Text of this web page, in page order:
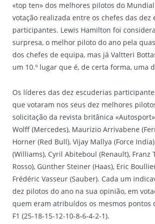
«top ten» dos melhores pilotos do
votação realizada entre os chefes das dez
participantes. Lewis Hamilton foi
surpresa, o melhor piloto do ano pela
dos chefes de equipa, mas já Valtteri
um 10.º lugar que é, de certa forma, uma
Os líderes das dez escuderias
que votaram nos seus dez melhores
solicitação da revista britânica
Wolff (Mercedes), Maurizio Arrivabene
Horner (Red Bull), Vijay Mallya (Force
(Williams), Cyril Abiteboul (Renault), Franz
Rosso), Günther Steiner (Haas), Eric
Frédéric Vasseur (Sauber). Cada um
dez pilotos do ano na sua opinião, em
quem eram atribuídos os mesmos pontos
F1 (25-18-15-12-10-8-6-4-2-1).